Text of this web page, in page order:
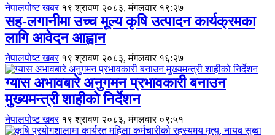
नेपालपोष्ट खबर १९ श्रावण २०८३, मंगलवार १९:२७
सह-लगानीमा उच्च मूल्य कृषि उत्पादन कार्यक्रमका
लागि आवेदन आह्वान
नेपालपोष्ट खबर १९ श्रावण २०८३, मंगलवार १६:२७
ग्यास अभावबारे अनुगमन प्रभावकारी बनाउन
मुख्यमन्त्री शाहीको निर्देशन
नेपालपोष्ट खबर १९ श्रावण २०८३, मंगलवार ०९:५१